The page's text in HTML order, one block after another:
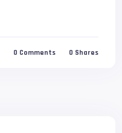
0 Comments 0 Shares